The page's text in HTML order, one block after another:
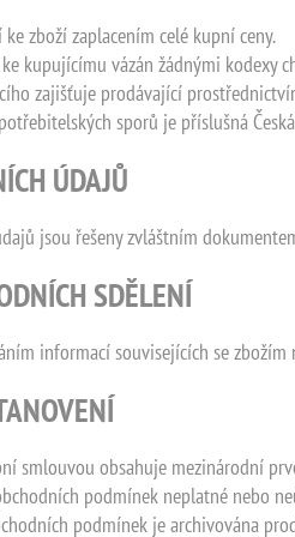
zboží zaplacením celé kupní ceny.
kupujícímu vázán žádnými kodexy
zajišťuje prodávající
sporů je příslušná
ÚDAJŮ
jsou řešeny zvláštním
SDĚLENÍ
informací souvisejících se
smlouvou obsahuje mezinárodní
podmínek neplatné nebo
podmínek je archivována